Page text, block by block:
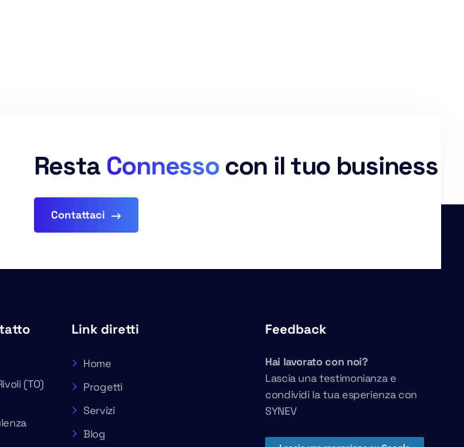
Resta Connesso con il tuo business
Contattaci
(TO)
Link diretti
Home
Progetti
Servizi
Blog
Feedback
Hai lavorato con noi?
Lascia una testimonianza e
condividi la tua esperienza con
SYNEV